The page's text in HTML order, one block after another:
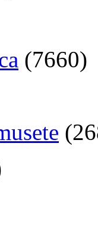
(7660)